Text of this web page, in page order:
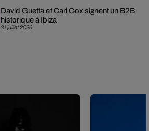
31 juillet 2026
David Guetta et Carl Cox signent un B2B
historique à Ibiza